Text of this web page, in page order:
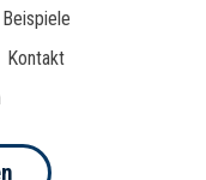
Beispiele
Kontakt